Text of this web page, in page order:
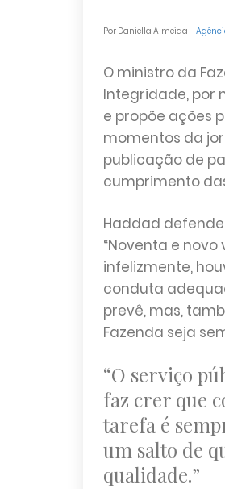
Por Daniella Almeida –
O ministro da
Integridade, por
e propõe ações
momentos da
publicação de
cumprimento
Haddad
“Noventa e
infelizmente,
conduta
prevê, mas,
Fazenda seja
“O serviço
faz crer que
tarefa é
um salto de
qualidade.”